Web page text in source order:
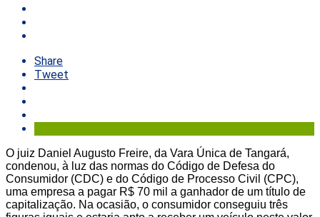
Share
Tweet
O juiz Daniel Augusto Freire, da Vara Única de Tangará,
condenou, à luz das normas do Código de Defesa do
Consumidor (CDC) e do Código de Processo Civil (CPC),
uma empresa a pagar R$ 70 mil a ganhador de um título de
capitalização. Na ocasião, o consumidor conseguiu três